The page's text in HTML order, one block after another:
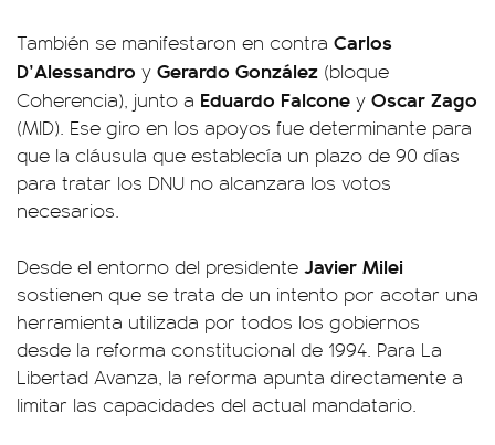
También se manifestaron en contra Carlos
D’Alessandro y Gerardo González (bloque
Coherencia), junto a Eduardo Falcone y Oscar Zago
(MID). Ese giro en los apoyos fue determinante para
que la cláusula que establecía un plazo de 90 días
para tratar los DNU no alcanzara los votos
necesarios.
Desde el entorno del presidente Javier Milei
sostienen que se trata de un intento por acotar una
herramienta utilizada por todos los gobiernos
desde la reforma constitucional de 1994. Para La
Libertad Avanza, la reforma apunta directamente a
limitar las capacidades del actual mandatario.